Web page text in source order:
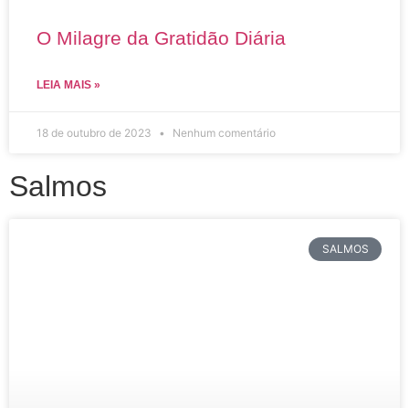
O Milagre da Gratidão Diária
LEIA MAIS »
18 de outubro de 2023 Nenhum comentário
Salmos
SALMOS